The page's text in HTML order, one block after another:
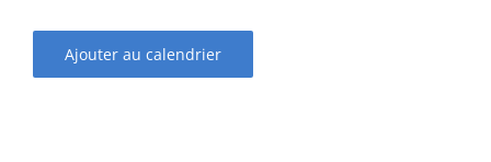
Ajouter au calendrier